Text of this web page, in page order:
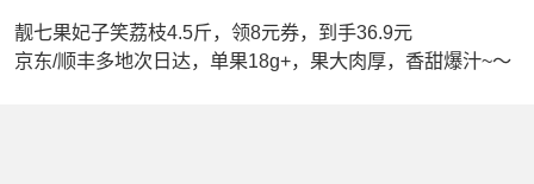
靓七果妃子笑荔枝4.5斤，领8元券，到手36.9元
京东/顺丰多地次日达，单果18g+，果大肉厚，香甜爆汁~～